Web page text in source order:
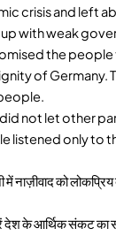
crisis and left
with weak
the
of Germany.
did not let other
listened only to
नाज़ीवाद को लोकप्रिय
देश के आर्थिक संकट का